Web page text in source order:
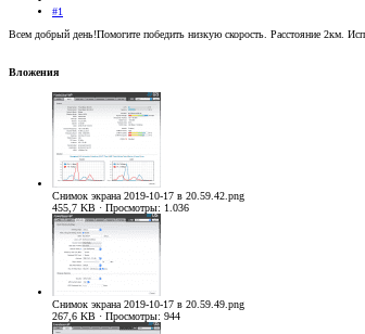
#1
Всем добрый день!Помогите победить низкую скорость. Расстояние 2км.
Вложения
Снимок экрана 2019-10-17 в 20.59.42.png
455,7 KB · Просмотры: 1.036
Снимок экрана 2019-10-17 в 20.59.49.png
267,6 KB · Просмотры: 944